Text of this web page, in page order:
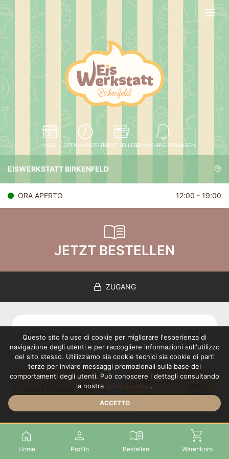
INFO OFFNUNGSZEITENAKTUELLESBENACHRICHTIGUNGEN
EISWERKSTATT BIRKENFELD
ORA APERTO 12:00 - 19:00
menu_book
JETZT BESTELLEN
ZUGANG
BÜCHERTISCH calendar_meal
percent_discount
FIDELITY
KARTE
redeem
Eiswerkstatt Birkenfeld
Questo sito fa uso di cookie per migliorare l'esperienza di
navigazione degli utenti e per raccogliere informazioni sull'utilizzo
del sito stesso. Utilizziamo sia cookie tecnici sia cookie di parti
terze per inviare messaggi promozionali sulla base dei
comportamenti degli utenti. Può conoscere i dettagli consultando
la nostra privacy policy .
ACCETTO
home
Home
person
Profilo
menu_book
Bestellen
shopping_cart
Warenkorb